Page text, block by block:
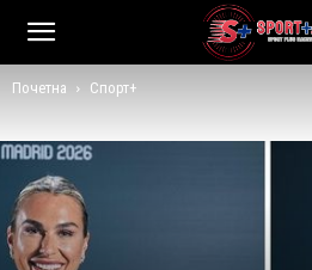
Почетна Спорт+